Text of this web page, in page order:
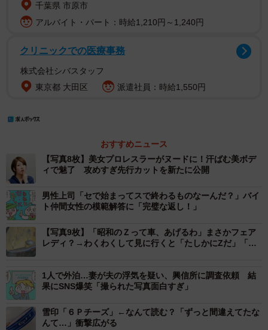
千葉県 市原市
アルバイト・パート：時給1,210円～1,240円
クリニックでの医療事務
株式会社シバスタッフ
東京都 大田区
派遣社員：時給1,550円
おすすめニュース
【写真8枚】美女プロレスラーがヌードに！汗ばむ美ボデ
ィで魅了 攻めすぎ先行カットを新たに公開
男性上司「セで始まってスで終わるものなーんだ？」バイ
ト仲間女性の模範解答に「完璧な返し！」
【写真9枚】「昭和のＺって車、あげるわ」まさかフェア
レディ？→わくわくして見に行くと「たしかにZだ」「激
1人で外泊…妻が夫の浮気を疑い、興信所に調査依頼 結
果にSNS爆笑「撮られた写真面白すぎ」
雪印「６Ｐチーズ」←なんて読む？「ずっと間違えてたな
んて…」衝撃広がる